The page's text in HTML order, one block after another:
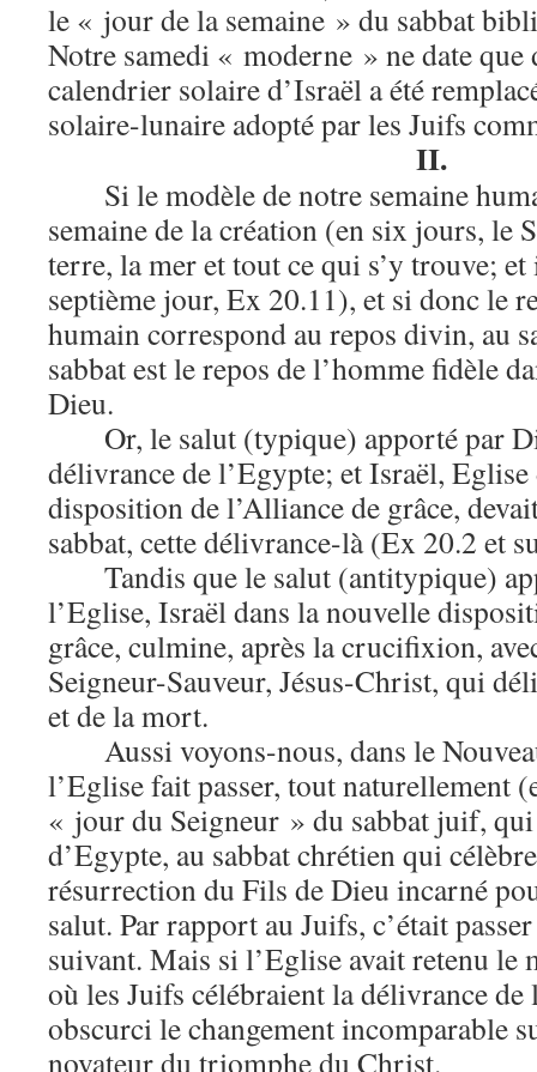
le « jour de la semaine » du sabbat
Notre samedi « moderne » ne date que
calendrier solaire d’Israël a été
solaire-lunaire adopté par les Juifs
II.
Si le modèle de notre semaine
semaine de la création (en six jours, le
terre, la mer et tout ce qui s’y trouve; et
septième jour, Ex 20.11), et si donc le
humain correspond au repos divin, au
sabbat est le repos de l’homme fidèle
Dieu.
Or, le salut (typique) apporté par
délivrance de l’Egypte; et Israël, Eglise
disposition de l’Alliance de grâce,
sabbat, cette délivrance-là (Ex 20.2 et
Tandis que le salut (antitypique)
l’Eglise, Israël dans la nouvelle
grâce, culmine, après la crucifixion,
Seigneur-Sauveur, Jésus-Christ, qui
et de la mort.
Aussi voyons-nous, dans le
l’Eglise fait passer, tout naturellement
« jour du Seigneur » du sabbat juif,
d’Egypte, au sabbat chrétien qui
résurrection du Fils de Dieu incarné
salut. Par rapport au Juifs, c’était
suivant. Mais si l’Eglise avait retenu le
où les Juifs célébraient la délivrance de
obscurci le changement incomparable
novateur du triomphe du Christ.